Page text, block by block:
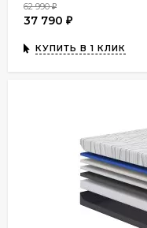
62 990₽
37 790 ₽
КУПИТЬ В 1 КЛИК